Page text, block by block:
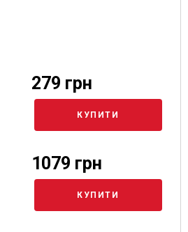
279 грн
КУПИТИ
1079 грн
КУПИТИ